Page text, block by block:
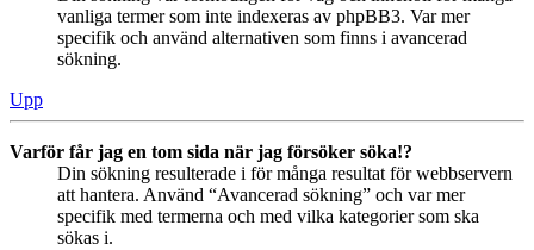
vanliga termer som inte indexeras av phpBB3. Var mer
specifik och använd alternativen som finns i avancerad
sökning.
Upp
Varför får jag en tom sida när jag försöker söka!?
Din sökning resulterade i för många resultat för webbservern
att hantera. Använd “Avancerad sökning” och var mer
specifik med termerna och med vilka kategorier som ska
sökas i.